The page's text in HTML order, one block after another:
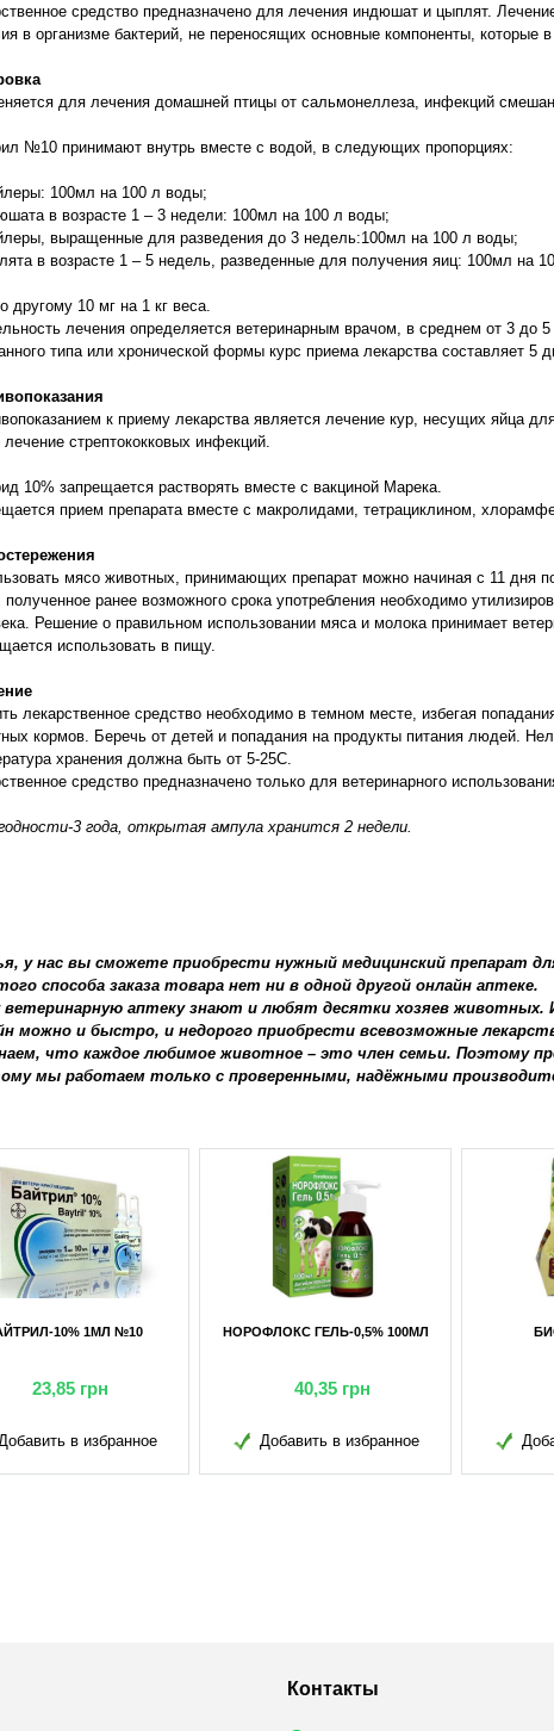
средство предназначено для лечения индюшат и цыплят.
в организме бактерий, не переносящих основные компоненты, которые в
для лечения домашней птицы от сальмонеллеза, инфекций
№10 принимают внутрь вместе с водой, в следующих пропорциях:
100мл на 100 л воды;
в возрасте 1 – 3 недели: 100мл на 100 л воды;
выращенные для разведения до 3 недель:100мл на 100 л воды;
в возрасте 1 – 5 недель, разведенные для получения яиц: 100мл на
другому 10 мг на 1 кг веса.
лечения определяется ветеринарным врачом, в среднем от 3 до
типа или хронической формы курс приема лекарства составляет 5
к приему лекарства является лечение кур, несущих яйца
лечение стрептококковых инфекций.
10% запрещается растворять вместе с вакциной Марека.
прием препарата вместе с макролидами, тетрациклином,
мясо животных, принимающих препарат можно начиная с 11 дня
полученное ранее возможного срока употребления необходимо
Решение о правильном использовании мяса и молока принимает
использовать в пищу.
лекарственное средство необходимо в темном месте, избегая
кормов. Беречь от детей и попадания на продукты питания людей.
хранения должна быть от 5-25С.
средство предназначено только для ветеринарного
3 года, открытая ампула хранится 2 недели.
у нас вы сможете приобрести нужный медицинский препарат
способа заказа товара нет ни в одной другой онлайн аптеке.
аптеку знают и любят десятки хозяев животных.
можно и быстро, и недорого приобрести всевозможные
что каждое любимое животное – это член семьи. Поэтому
мы работаем только с проверенными, надёжными
10% 1МЛ №10
23,85 грн
Добавить в избранное
НОРОФЛОКС ГЕЛЬ-0,5% 100МЛ
40,35 грн
Добавить в избранное
Контакты